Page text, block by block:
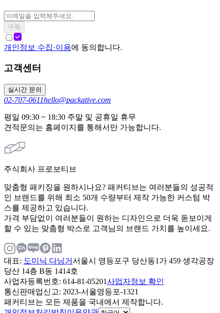
구독
개인정보 수집·이용에 동의합니다.
고객센터
실시간 문의
02-707-0611hello@packative.com
평일 09:30 ~ 18:30 주말 및 공휴일 휴무
견적문의는 홈페이지를 통해서만 가능합니다.
주식회사 프로보티브
맞춤형 패키징을 원하시나요? 패커티브는 여러분들의 성공적
인 브랜드를 위해 최소 50개 수량부터 제작 가능한 커스텀 박
스를 제공하고 있습니다.
가격 부담없이 여러분들이 원하는 디자인으로 더욱 돋보이게
할 수 있는 맞춤형 박스로 고객님의 브랜드 가치를 높이세요.
대표: 도미닉 다닝거서울시 영등포구 당산동1가 459 생각공장
당산 14층 B동 1414호
사업자등록번호: 614-81-05201사업자정보 확인
통신판매업신고: 2023-서울영등포-1321
패커티브는 모든 제품을 국내에서 제작합니다.